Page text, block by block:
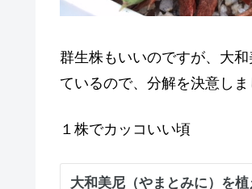
群生株もいいのですが、大
ているので、分解を決意し
１株でカッコいい頃